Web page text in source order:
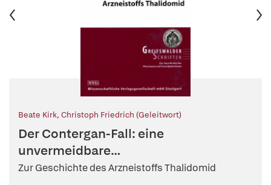
Beate Kirk, Christoph Friedrich (Geleitwort)
Der Contergan-Fall: eine
unvermeidbare
Arzneimittelkatastrophe?
Zur Geschichte des Arzneistoffs Thalidomid